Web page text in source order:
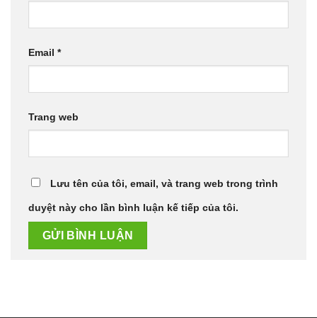
Email *
Trang web
Lưu tên của tôi, email, và trang web trong trình
duyệt này cho lần bình luận kế tiếp của tôi.